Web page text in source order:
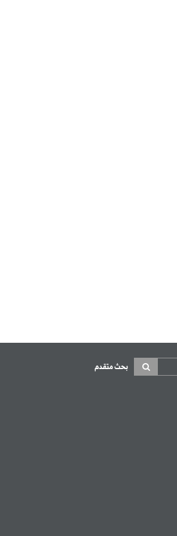
بحث متقدم